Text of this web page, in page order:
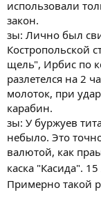
использовали
закон.
зы: Лично был
Костропольской
щель", Ирбис по
разлетелся на 2
молоток, при
карабин.
зы: У буржуев
небыло. Это
валютой, как
каска "Касида".
Примерно такой